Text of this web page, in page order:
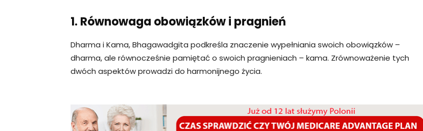
1. Równowaga obowiązków i pragnień
Dharma i Kama, Bhagawadgita podkreśla znaczenie wypełniania swoich obowiązków –
dharma, ale równocześnie pamiętać o swoich pragnieniach – kama. Zrównoważenie tych
dwóch aspektów prowadzi do harmonijnego życia.